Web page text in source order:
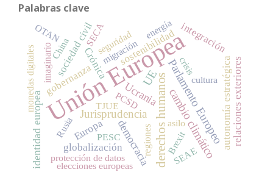
Palabras clave
Unión Europea
derechos humanosParlamento Europeo
UE
cambio climático
Jurisprudencia
democracia
identidad europea Ucrania autonomía estratégica
Europa
Crónica
integración
gobernanza
globalización
sociedad civil
relaciones exteriores
sostenibilidad
migración crisis
PCSD
regiones
Rusia
Brexit
protección de datos
monedas digitales cultura
PESC
imaginario seguridad energía
China
elecciones europeas
TJUE
OTAN
SEAE
SECA
asilo